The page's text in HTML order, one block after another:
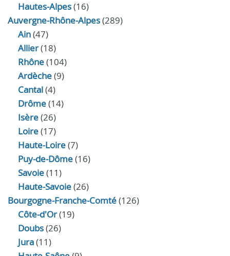
Hautes-Alpes(16)
Auvergne-Rhône-Alpes(289)
Ain(47)
Allier(18)
Rhône(104)
Ardèche(9)
Cantal(4)
Drôme(14)
Isère(26)
Loire(17)
Haute-Loire(7)
Puy-de-Dôme(16)
Savoie(11)
Haute-Savoie(26)
Bourgogne-Franche-Comté(126)
Côte-d'Or(19)
Doubs(26)
Jura(11)